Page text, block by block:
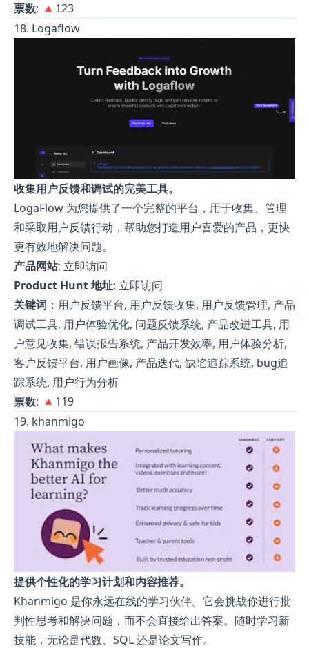
票数: 🔺123
18. Logaflow
收集用户反馈和调试的完美工具。
LogaFlow 为您提供了一个完整的平台，用于收集、管理
和采取用户反馈行动，帮助您打造用户喜爱的产品，更快
更有效地解决问题。
产品网站: 立即访问
Product Hunt 地址: 立即访问
关键词 ：用户反馈平台, 用户反馈收集, 用户反馈管理, 产品
调试工具, 用户体验优化, 问题反馈系统, 产品改进工具, 用
户意见收集, 错误报告系统, 产品开发效率, 用户体验分析,
客户反馈平台, 用户画像, 产品迭代, 缺陷追踪系统, bug追
踪系统, 用户行为分析
票数: 🔺119
19. khanmigo
提供个性化的学习计划和内容推荐。
Khanmigo 是你永远在线的学习伙伴。它会挑战你进行批
判性思考和解决问题，而不会直接给出答案。随时学习新
技能，无论是代数、SQL 还是论文写作。